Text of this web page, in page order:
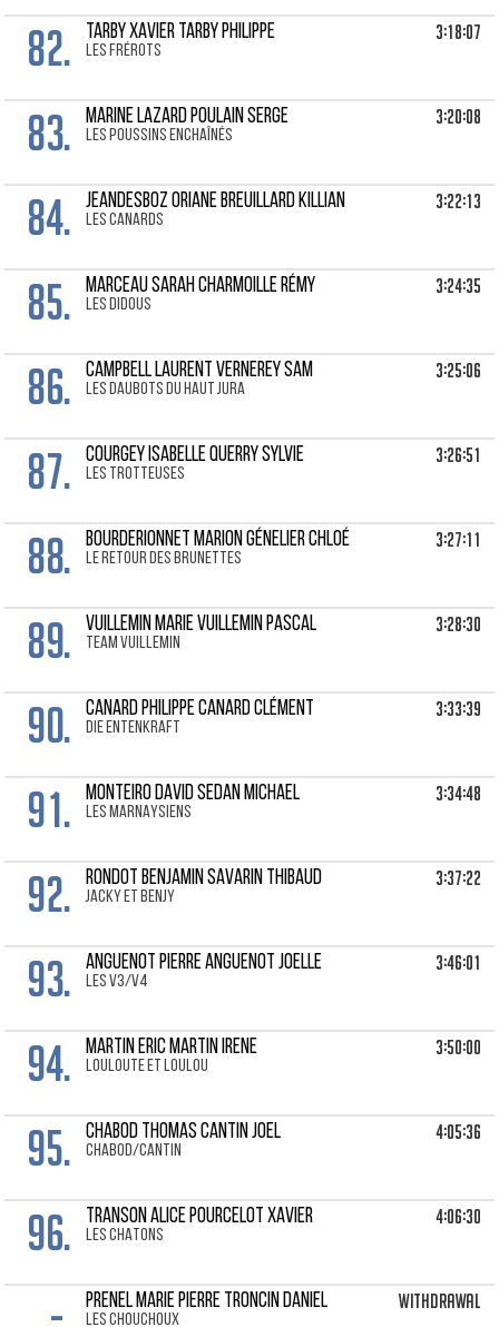
82. TARBY XAVIER Tarby Philippe
les frérots
3:18:07
83. MARINE LAZARD Poulain Serge
Les poussins enchaînés
3:20:08
84. JEANDESBOZ ORIANE Breuillard Killian
Les canards
3:22:13
85. MARCEAU SARAH Charmoille Rémy
les didous
3:24:35
86. CAMPBELL LAURENT Vernerey Sam
Les Daubots du Haut Jura
3:25:06
87. COURGEY ISABELLE Querry Sylvie
les trotteuses
3:26:51
88. BOURDERIONNET MARION Génelier Chloé
Le retour des brunettes
3:27:11
89. VUILLEMIN MARIE Vuillemin Pascal
Team Vuillemin
3:28:30
90. CANARD PHILIPPE Canard Clément
die Entenkraft
3:33:39
91. MONTEIRO DAVID Sedan Michael
LES MARNAYSIENS
3:34:48
92. RONDOT BENJAMIN Savarin Thibaud
Jacky et Benjy
3:37:22
93. ANGUENOT PIERRE Anguenot Joelle
les V3/V4
3:46:01
94. MARTIN ERIC Martin Irene
louloute et loulou
3:50:00
95. CHABOD THOMAS Cantin Joel
CHABOD/CANTIN
4:05:36
96. TRANSON ALICE Pourcelot Xavier
LES CHATONS
4:06:30
PRENEL MARIE PIERRE Troncin Daniel
les chouchoux
Withdrawal